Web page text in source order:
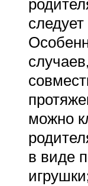
можно
в виде